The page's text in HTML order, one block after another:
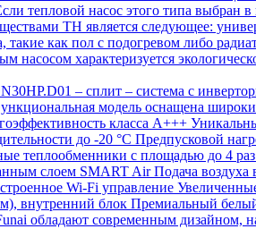
тепловой насос этого типа
ТН является следующее:
такие как пол с подогревом либо
насосом характеризуется
– сплит – система с
модель оснащена
класса А+++
до -20 °C Предпусковой
теплообменники с площадью до 4
слоем SMART Air Подача воздуха
Wi-Fi управление
внутренний блок Премиальный
обладают современным дизайном,